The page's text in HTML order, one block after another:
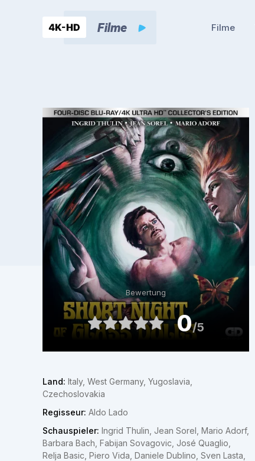
Filme
Bewertung
0/5
Land: Italy, West Germany, Yugoslavia,
Czechoslovakia
Regisseur: Aldo Lado
Schauspieler: Ingrid Thulin, Jean Sorel, Mario Adorf,
Barbara Bach, Fabijan Sovagovic, José Quaglio,
Relja Basic, Piero Vida, Daniele Dublino, Sven Lasta,